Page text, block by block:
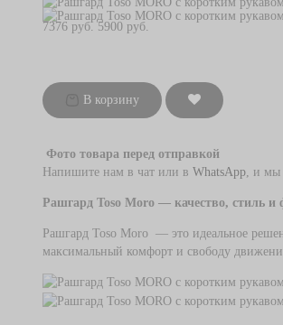
Шорты для тренировок
Леггинсы
Детское кимоно для Джиу-Джитсу (BJJ)
Детские пояса для кимоно
Экипировка для тренера
7376 руб. 5900 руб.
В корзину
Фото товара перед отправкой
Напишите нам в чат или в WhatsApp , и
Рашгард Toso Moro — качество, стиль и
Рашгард Toso Moro — это идеальное
максимальный комфорт и свободу